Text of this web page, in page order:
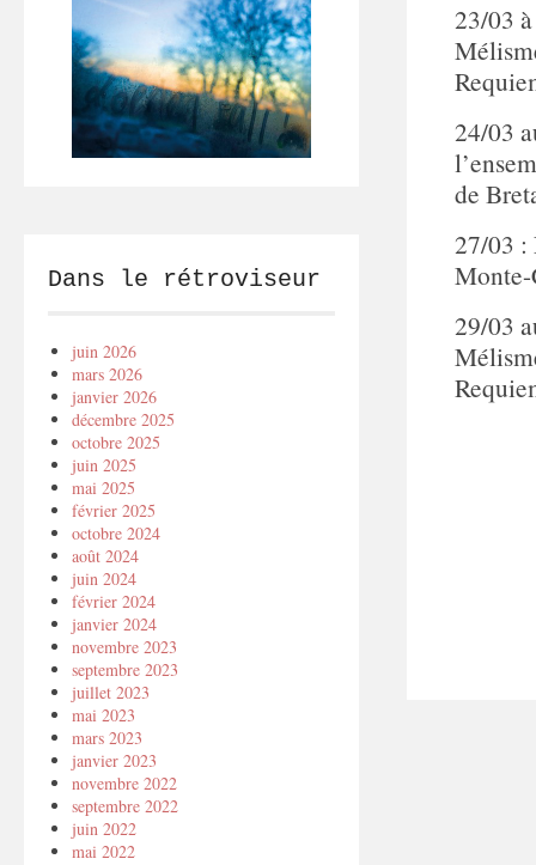
Dans le rétroviseur
juin 2026
mars 2026
janvier 2026
décembre 2025
octobre 2025
juin 2025
mai 2025
février 2025
octobre 2024
août 2024
juin 2024
février 2024
janvier 2024
novembre 2023
septembre 2023
juillet 2023
mai 2023
mars 2023
janvier 2023
novembre 2022
septembre 2022
juin 2022
mai 2022
23/03
24/03
de
27/03 :
29/03